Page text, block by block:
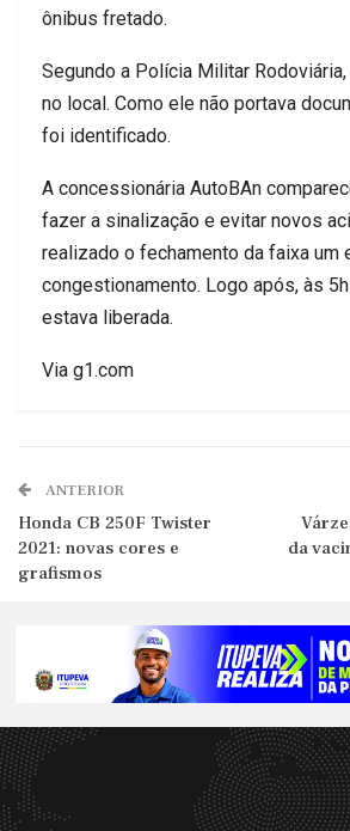
ônibus fretado.
Segundo a Polícia Militar
no local. Como ele não portava
foi identificado.
A concessionária AutoBAn
fazer a sinalização e evitar novos
realizado o fechamento da faixa um
congestionamento. Logo após, às
estava liberada.
Via g1.com
ANTERIOR
Honda CB 250F Twister
2021: novas cores e
grafismos
da